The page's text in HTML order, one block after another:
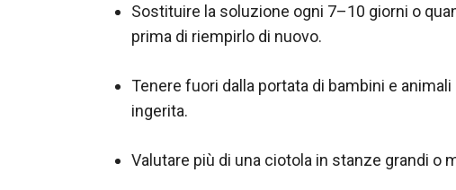
Sostituire la soluzione ogni 7–10 giorni o
prima di riempirlo di nuovo.
Tenere fuori dalla portata di bambini e
ingerita.
Valutare più di una ciotola in stanze grandi o